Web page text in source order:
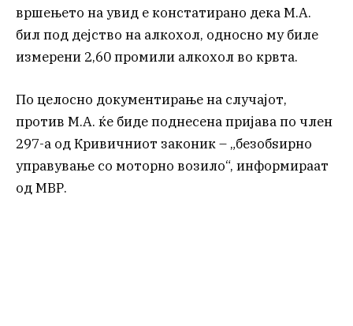
вршењето на увид е констатирано дека М.А.
бил под дејство на алкохол, односно му биле
измерени 2,60 промили алкохол во крвта.
По целосно документирање на случајот,
против М.А. ќе биде поднесена пријава по член
297-а од Кривичниот законик – „безобѕирно
управување со моторно возило“, информираат
од МВР.